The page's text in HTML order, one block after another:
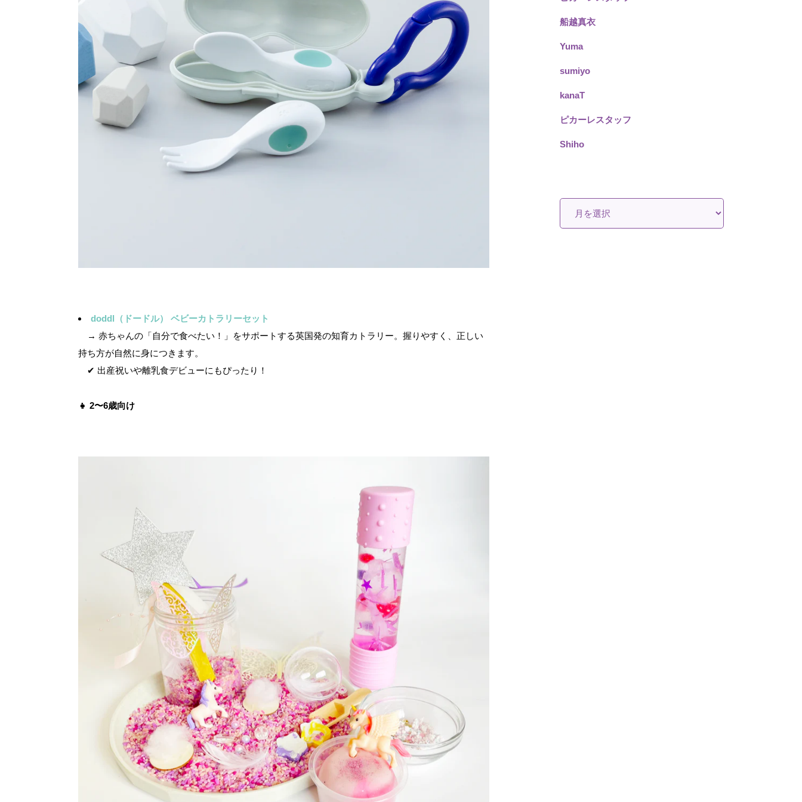
doddl（ドードル） ベビーカトラリーセット
→ 赤ちゃんの「自分で食べたい！」をサポートする英国発の知育カトラリー。握りやすく、正しい
持ち方が自然に身につきます。
✔ 出産祝いや離乳食デビューにもぴったり！
👧 2〜6歳向け
船越真衣
Yuma
sumiyo
kanaT
ピカーレスタッフ
Shiho